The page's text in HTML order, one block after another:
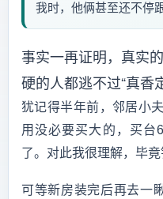
我时，他俩甚至还不停
事实一再证明，真实
硬的人都逃不过“真香
犹记得半年前，邻居小
用没必要买大的，买台
了。对此我很理解，毕竟
可等新房装完后再去一